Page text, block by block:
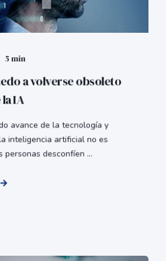
5 min
a volverse obsoleto
IA
avance de la tecnología y
inteligencia artificial no es
personas desconfíen ...